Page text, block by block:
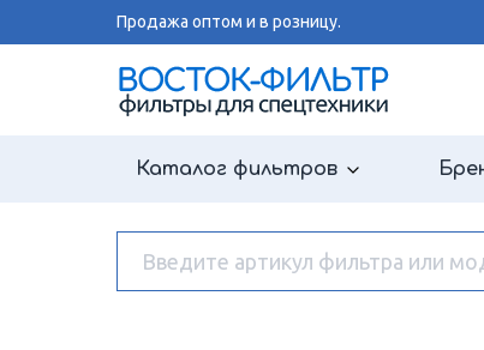
Продажа оптом и в розницу.
Каталог фильтров